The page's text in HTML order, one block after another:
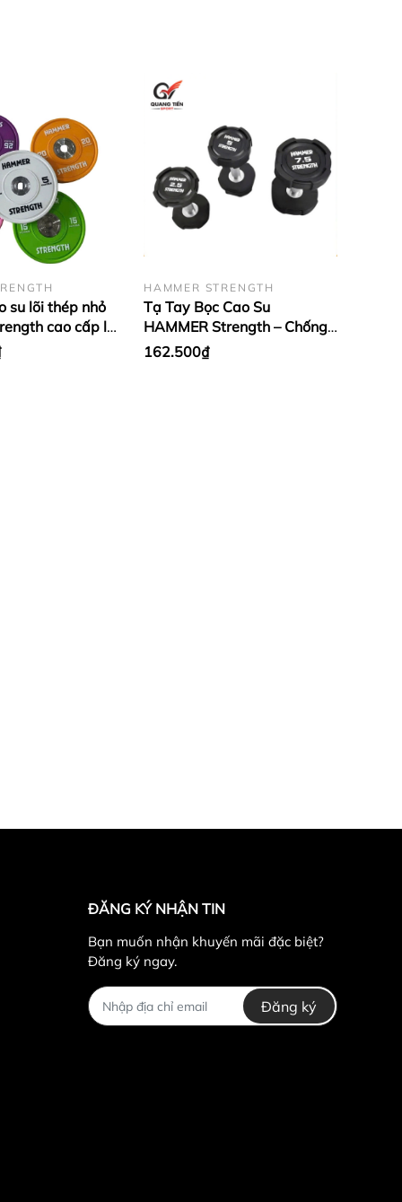
su lõi thép nhỏ
cao cấp lỗ
(giá 1 cặp)
HAMMER STRENGTH
Tạ Tay Bọc Cao Su
HAMMER Strength – Chống
Rơi Vỡ, Tay Cầm Inox Chống
162.500₫
ĐĂNG KÝ NHẬN TIN
Bạn muốn nhận khuyến mãi đặc biệt?
Đăng ký ngay.
Đăng ký